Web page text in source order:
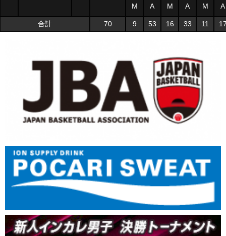
M
A M A M A
合計 70 9 53 16 33 11